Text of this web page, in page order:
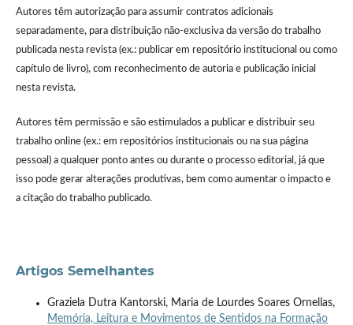
Autores têm autorização para assumir contratos adicionais
separadamente, para distribuição não-exclusiva da versão do trabalho
publicada nesta revista (ex.: publicar em repositório institucional ou como
capítulo de livro), com reconhecimento de autoria e publicação inicial
nesta revista.
Autores têm permissão e são estimulados a publicar e distribuir seu
trabalho online (ex.: em repositórios institucionais ou na sua página
pessoal) a qualquer ponto antes ou durante o processo editorial, já que
isso pode gerar alterações produtivas, bem como aumentar o impacto e
a citação do trabalho publicado.
Artigos Semelhantes
Graziela Dutra Kantorski, Maria de Lourdes Soares Ornellas,
Memória, Leitura e Movimentos de Sentidos na Formação